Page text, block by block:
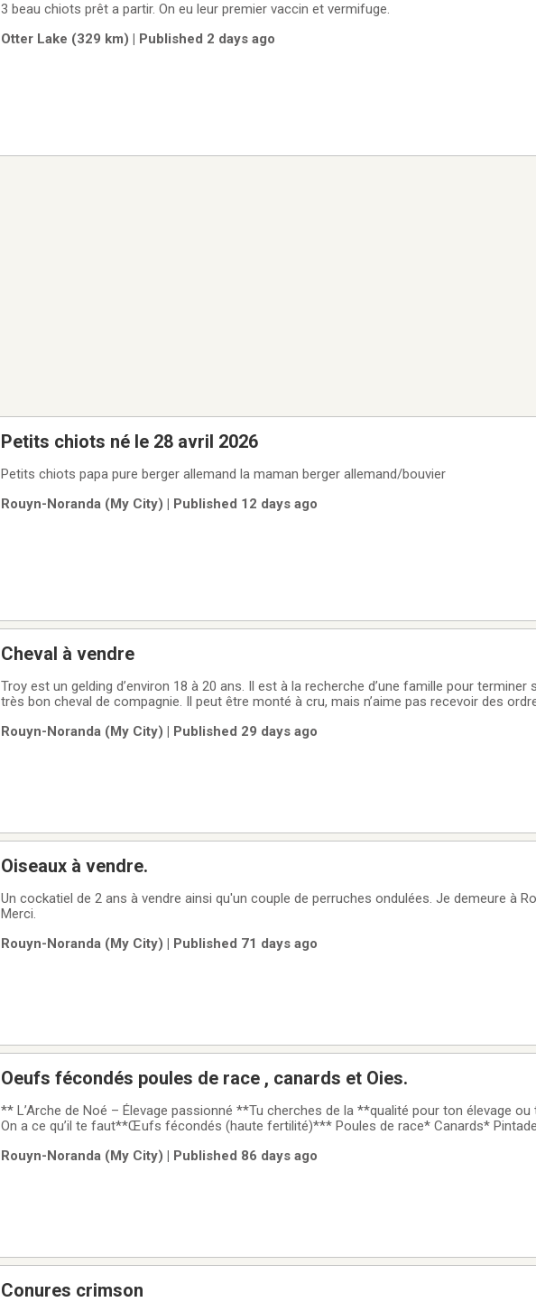
3 beau chiots prêt a partir. On eu leur premier vaccin et vermifuge.
Otter Lake (329 km) | Published 2 days ago
Petits chiots né le 28 avril 2026
Petits chiots papa pure berger allemand la maman berger allemand/bouvier
Rouyn-Noranda (My City) | Published 12 days ago
Cheval à vendre
Troy est un gelding d’environ 18 à 20 ans. Il est à la recherche d’une famille pour terminer
très bon cheval de compagnie. Il peut être monté à cru, mais n’aime pas recevoir des
pour chouchouter ou
Rouyn-Noranda (My City) | Published 29 days ago
Oiseaux à vendre.
Un cockatiel de 2 ans à vendre ainsi qu'un couple de perruches ondulées. Je demeure à
Merci.
Rouyn-Noranda (My City) | Published 71 days ago
Oeufs fécondés poules de race , canards et Oies.
** L’Arche de Noé – Élevage passionné **Tu cherches de la **qualité pour ton élevage
On a ce qu’il te faut**Œufs fécondés (haute fertilité)*** Poules de race* Canards*
partout au Québec et dans le
Rouyn-Noranda (My City) | Published 86 days ago
Conures crimson